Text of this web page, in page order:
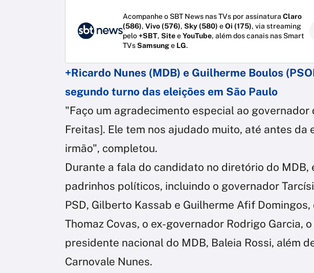
Acompanhe o SBT News nas TVs por assinatura Claro
(586), Vivo (576), Sky (580) eOi (175), via streaming
pelo+SBT, SiteeYouTube, além dos canais nas Smart
TVsSamsunge LG.
+Ricardo Nunes (MDB) e Guilherme Boulos
segundo turno das eleições em São Paulo
"Faço um agradecimento especial ao governador
Freitas]. Ele tem nos ajudado muito, até antes da
irmão", completou.
Durante a fala do candidato no diretório do
padrinhos políticos, incluindo o governador
PSD, Gilberto Kassab e Guilherme Afif
Thomaz Covas, o ex-governador Rodrigo Garcia,
presidente nacional do MDB, Baleia Rossi, além
Carnovale Nunes.